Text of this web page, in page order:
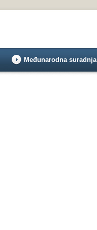
Međunarodna suradnja